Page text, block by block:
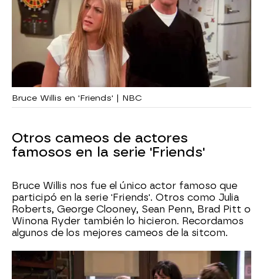
Bruce Willis en 'Friends' | NBC
Otros cameos de actores
famosos en la serie 'Friends'
Bruce Willis nos fue el único actor famoso que
participó en la serie 'Friends'. Otros como Julia
Roberts, George Clooney, Sean Penn, Brad Pitt o
Winona Ryder también lo hicieron. Recordamos
algunos de los mejores cameos de la sitcom.